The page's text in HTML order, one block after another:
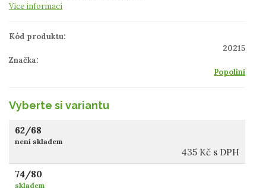
Více informací
Kód produktu:
20215
Značka:
Popolini
Vyberte si variantu
62/68
není skladem
435 Kč s DPH
74/80
skladem